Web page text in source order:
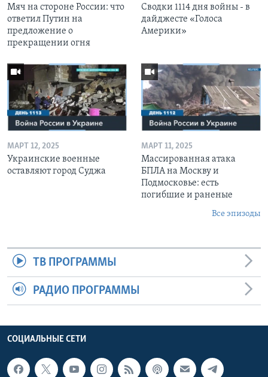
Мяч на стороне России: что
ответил Путин на
предложение о
прекращении огня
Сводки 1114 дня войны - в
дайджесте «Голоса
Америки»
МАРТ 12, 2025
Украинские военные
оставляют город Суджа
МАРТ 11, 2025
Массированная атака
БПЛА на Москву и
Подмосковье: есть
погибшие и раненые
Все эпизоды
ТВ ПРОГРАММЫ
РАДИО ПРОГРАММЫ
СОЦИАЛЬНЫЕ СЕТИ